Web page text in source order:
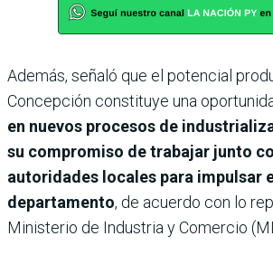
Además, señaló que el potencial
Concepción constituye una
en nuevos procesos de
su compromiso de trabajar junto
autoridades locales para impulsar
departamento, de acuerdo con lo
Ministerio de Industria y Comercio